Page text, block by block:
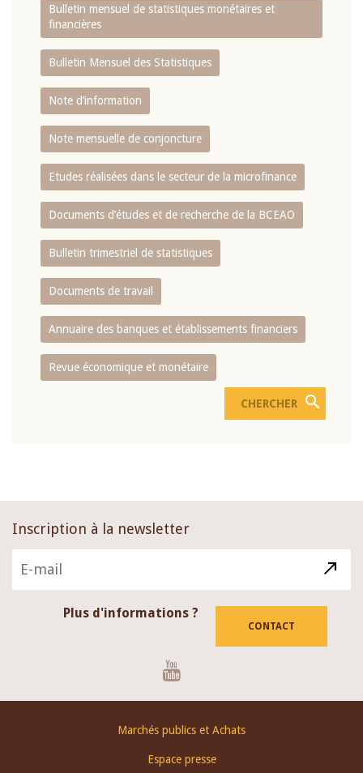
Bulletin mensuel de statistiques monétaires et
financières
Bulletin Mensuel des Statistiques
Note d’information
Note mensuelle de conjoncture
Etudes réalisées dans le secteur de la microfinance
Documents d’études et de recherche de la BCEAO
Bulletin trimestriel de statistiques
Documents de travail
Annuaire des banques et établissements financiers
Revue économique et monétaire
Inscription à la newsletter
Plus d'informations ?
CONTACT
Marchés publics et Achats
Espace presse